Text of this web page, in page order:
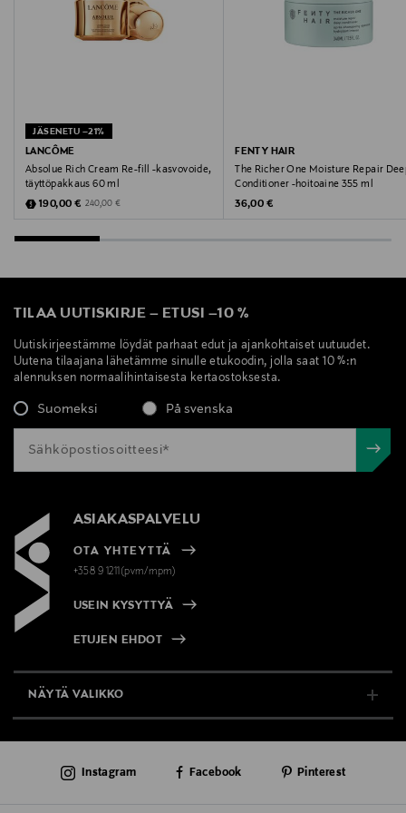
77163 / BISMUTH OXYCHLORIDE • CI 77400 / BRONZE
POWDER • CI 77266 / BLACK 2 • CI 77510 / FERRIC
Espanja
Valmistajan tuotenumero
30189683
Loreal Finland Oy
Keilaranta 13 A, 02150, Espoo, Finland
Digitaalinen osoite
neuvonta@loreal.com
Avainsanat
JÄSENETU –21%
LANCÔME
Absolue Rich Cream Re-fill -kasvovoide,
täyttöpakkaus 60 ml
Discounted Price
190,00 € Original Price
240,00 €
FENTY HAIR
The Richer One Moisture Repair
Conditioner -hoitoaine 355 ml
Original Price
36,00 €
TILAA UUTISKIRJE – ETUSI –10 %
Uutiskirjeestämme löydät parhaat edut ja ajankohtaiset uutuudet.
Uutena tilaajana lähetämme sinulle etukoodin, jolla saat 10 %:n
alennuksen normaalihintaisesta kertaostoksesta.
Suomeksi På svenska
ASIAKASPALVELU
OTA YHTEYTTÄ
+358 9 1211(pvm/mpm)
USEIN KYSYTTYÄ
ETUJEN EHDOT
NÄYTÄ VALIKKO
AJANKOHTAISTA
Instagram Facebook Pinterest